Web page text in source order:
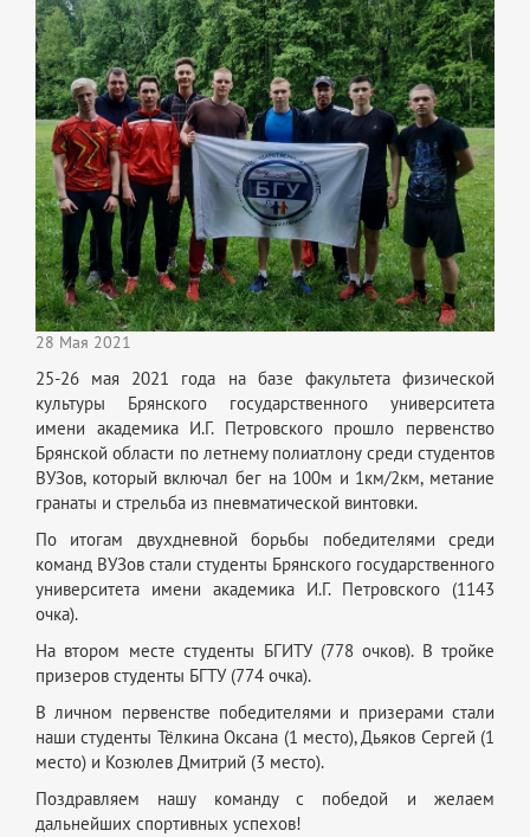
28 Мая 2021
25-26 мая 2021 года на базе факультета физической
культуры Брянского государственного университета
имени академика И.Г. Петровского прошло первенство
Брянской области по летнему полиатлону среди студентов
ВУЗов, который включал бег на 100м и 1км/2км, метание
гранаты и стрельба из пневматической винтовки.
По итогам двухдневной борьбы победителями среди
команд ВУЗов стали студенты Брянского государственного
университета имени академика И.Г. Петровского (1143
очка).
На втором месте студенты БГИТУ (778 очков). В тройке
призеров студенты БГТУ (774 очка).
В личном первенстве победителями и призерами стали
наши студенты Тёлкина Оксана (1 место), Дьяков Сергей (1
место) и Козюлев Дмитрий (3 место).
Поздравляем нашу команду с победой и желаем
дальнейших спортивных успехов!